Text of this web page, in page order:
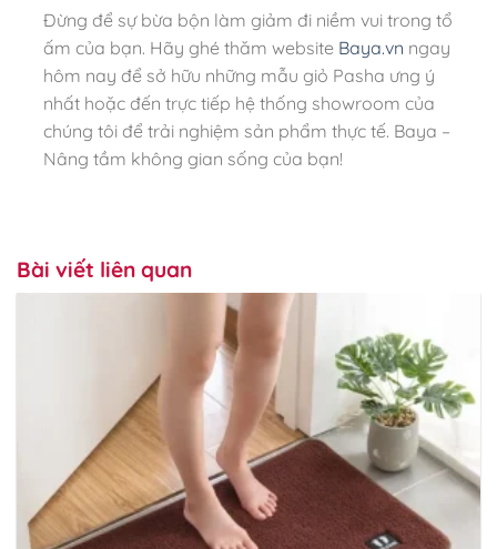
Đừng để sự bừa bộn làm giảm đi niềm vui trong tổ
ấm của bạn. Hãy ghé thăm website Baya.vn ngay
hôm nay để sở hữu những mẫu giỏ Pasha ưng ý
nhất hoặc đến trực tiếp hệ thống showroom của
chúng tôi để trải nghiệm sản phẩm thực tế. Baya –
Nâng tầm không gian sống của bạn!
Bài viết liên quan